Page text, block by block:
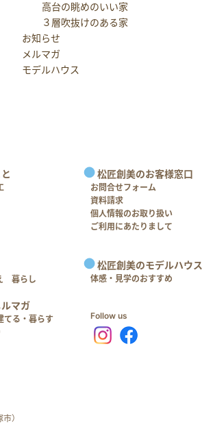
高台の眺めのいい家
３層吹抜けのある家
お知らせ
メルマガ
モデルハウス
暮らし
マガ
てる・暮らす
松匠創美のお客様窓口
お問合せフォーム
資料請求
個人情報のお取り扱い
ご利用にあたりまして
松匠創美のモデルハウス
体感・見学のおすすめ
Follow us
）